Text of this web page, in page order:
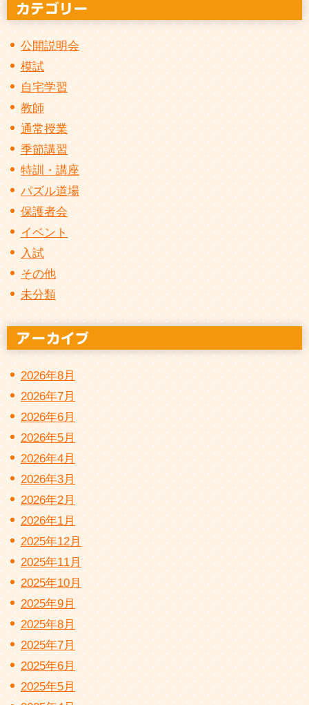
公開説明会
模試
自宅学習
教師
通常授業
季節講習
特訓・講座
パズル道場
保護者会
イベント
入試
その他
未分類
2026年8月
2026年7月
2026年6月
2026年5月
2026年4月
2026年3月
2026年2月
2026年1月
2025年12月
2025年11月
2025年10月
2025年9月
2025年8月
2025年7月
2025年6月
2025年5月